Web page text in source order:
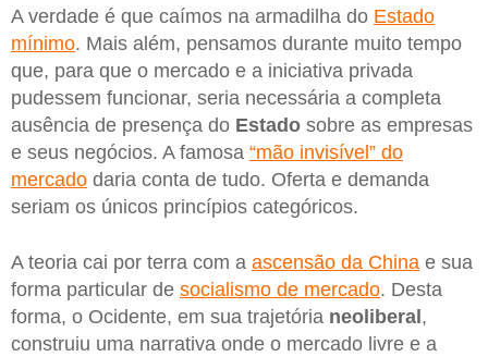
A verdade é que caímos na armadilha do Estado
mínimo. Mais além, pensamos durante muito tempo
que, para que o mercado e a iniciativa privada
pudessem funcionar, seria necessária a completa
ausência de presença do Estado sobre as empresas
e seus negócios. A famosa “mão invisível” do
mercado daria conta de tudo. Oferta e demanda
seriam os únicos princípios categóricos.
A teoria cai por terra com a ascensão da China e sua
forma particular de socialismo de mercado. Desta
forma, o Ocidente, em sua trajetória neoliberal ,
construiu uma narrativa onde o mercado livre e a